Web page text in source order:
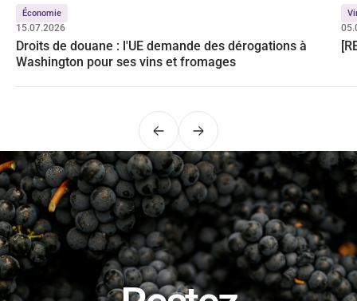
Économie
15.07.2026
Droits de douane : l'UE demande des dérogations à
Washington pour ses vins et fromages
PrécédentSuivant